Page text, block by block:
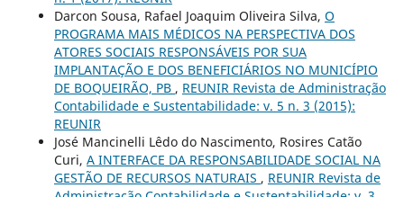
Darcon Sousa, Rafael Joaquim Oliveira Silva, O
PROGRAMA MAIS MÉDICOS NA PERSPECTIVA DOS
ATORES SOCIAIS RESPONSÁVEIS POR SUA
IMPLANTAÇÃO E DOS BENEFICIÁRIOS NO MUNICÍPIO
DE BOQUEIRÃO, PB , REUNIR Revista de Administração
Contabilidade e Sustentabilidade: v. 5 n. 3 (2015):
REUNIR
José Mancinelli Lêdo do Nascimento, Rosires Catão
Curi, A INTERFACE DA RESPONSABILIDADE SOCIAL NA
GESTÃO DE RECURSOS NATURAIS , REUNIR Revista de